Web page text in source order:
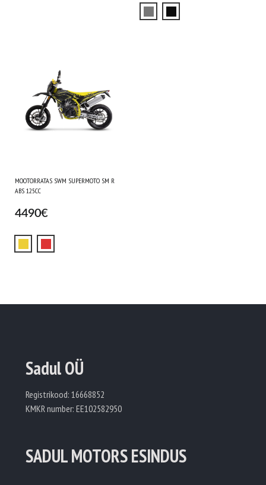
MOOTORRATAS SWM SUPERMOTO SM R
ABS 125CC
4490€
Sadul OÜ
Registrikood: 16668852
KMKR number: EE102582950
SADUL MOTORS ESINDUS